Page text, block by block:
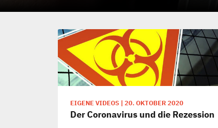
EIGENE VIDEOS | 20. OKTOBER 2020
Der Coronavirus und die Rezession